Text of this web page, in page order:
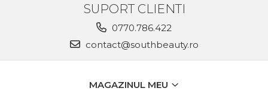
SUPORT CLIENTI
0770.786.422
contact@southbeauty.ro
MAGAZINUL MEU